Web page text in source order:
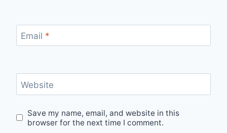
Email *
Website
Save my name, email, and website in this
browser for the next time I comment.